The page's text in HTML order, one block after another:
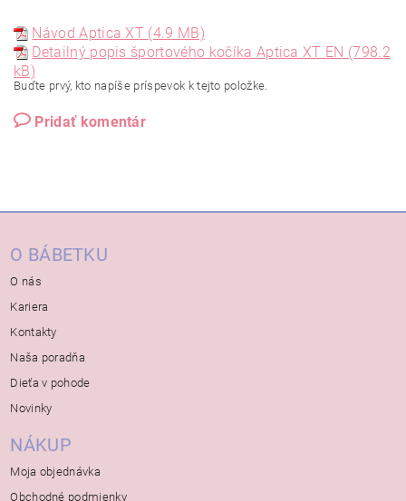
Návod Aptica XT (4.9 MB)
Detailný popis športového kočíka Aptica XT EN (798.2
kB)
Buďte prvý, kto napíše príspevok k tejto položke.
Pridať komentár
O BÁBETKU
O nás
Kariera
Kontakty
Naša poradňa
Dieťa v pohode
Novinky
NÁKUP
Moja objednávka
Obchodné podmienky